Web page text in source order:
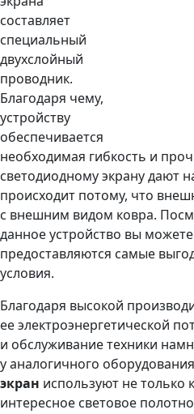
составляет
специальный
двухслойный
проводник.
Благодаря чему,
устройству
обеспечивается
необходимая гибкость и
светодиодному экрану дают
происходит потому, что
с внешним видом ковра.
данное устройство вы
предоставляются самые
условия.
Благодаря высокой
ее электроэнергетической
и обслуживание техники
у аналогичного
экран используют не только
интересное световое